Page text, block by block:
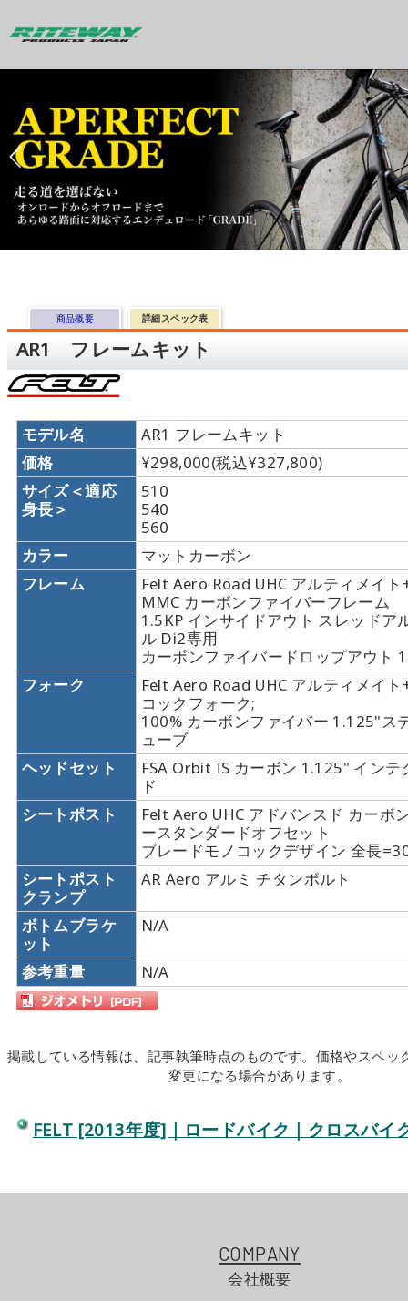
商品概要 詳細スペック表
AR1 フレームキット
モデル名
AR1 フレームキット
価格
¥298,000(税込¥327,800)
サイズ＜適応
身長＞
510
540
560
カラー
マットカーボン
フレーム
Felt Aero Road UHC アルティメイト
MMC カーボンファイバーフレーム
1.5KP インサイドアウト スレッドア
ル Di2専用
カーボンファイバードロップアウト
フォーク
Felt Aero Road UHC アルティメイト
コックフォーク;
100% カーボンファイバー 1.125"ス
ューブ
ヘッドセット
FSA Orbit IS カーボン 1.125" インテ
ド
シートポスト
Felt Aero UHC アドバンスド カーボ
ースタンダードオフセット
ブレードモノコックデザイン 全長
シートポスト
クランプ
AR Aero アルミ チタンボルト
ボトムブラケ
ット
N/A
参考重量 N/A
掲載している情報は、記事執筆時点のものです。価格やスペッ
変更になる場合があります。
FELT [2013年度]｜ロードバイク｜クロスバイ
COMPANY
会社概要